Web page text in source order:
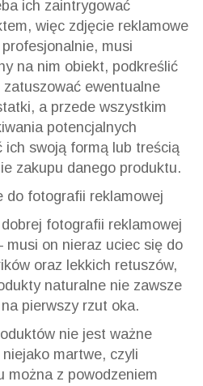
ich zaintrygować
więc zdjęcie reklamowe
musi
na nim obiekt, podkreślić
ewentualne
a przede wszystkim
potencjalnych
ich swoją formą lub treścią
zakupu danego produktu.
do fotografii reklamowej
fotografii reklamowej
musi on nieraz uciec się do
oraz lekkich retuszów,
naturalne nie zawsze
pierwszy rzut oka.
nie jest ważne
martwe, czyli
można z powodzeniem